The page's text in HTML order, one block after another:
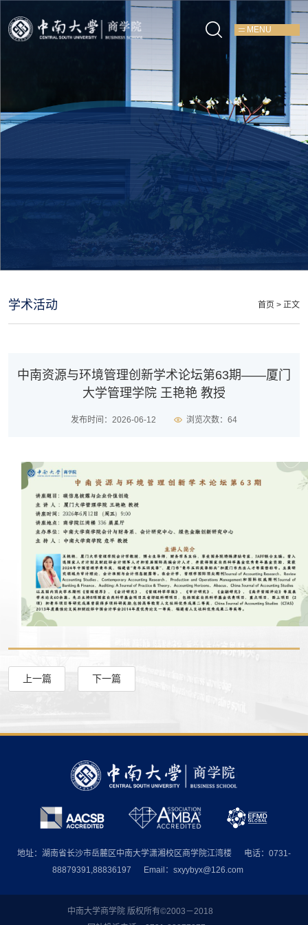
MENU
学术活动 首页 > 正文
中南资源与环境管理创新学术论坛第63期——厦门
大学管理学院 王艳艳 教授
发布时间：2026-06-12 浏览次数：64
上一篇 下一篇
地址：湖南省长沙市岳麓区中南大学潇湘校区商学院江湾楼
电话：0731-
88879391,88836197
Email：sxyybyx@126.com
中南大学商学院 版权所有©2003－2018